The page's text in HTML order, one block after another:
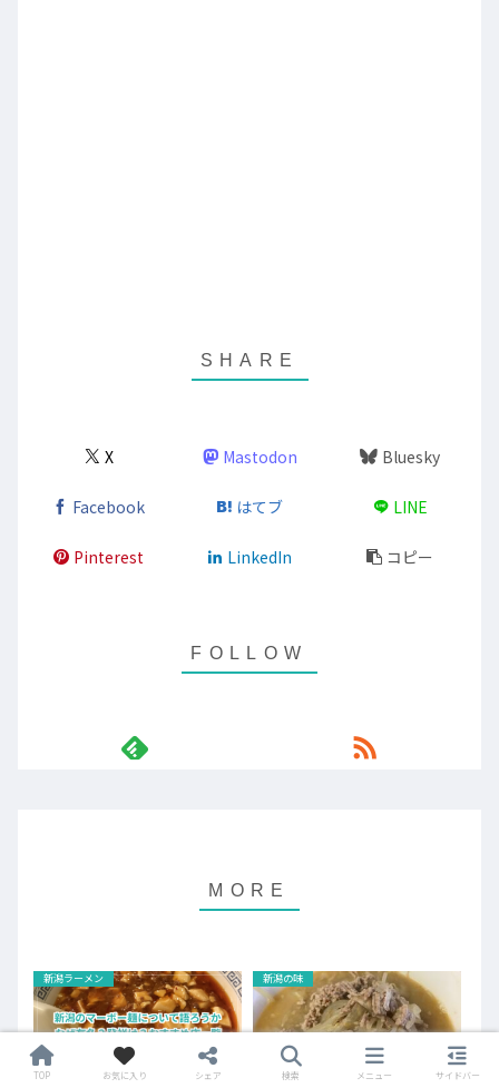
X Mastodon Bluesky
Facebook はてブ LINE
Pinterest LinkedIn コピー
新潟ラーメン 新潟の味
TOP お気に入り シェア 検索 メニュー サイドバー